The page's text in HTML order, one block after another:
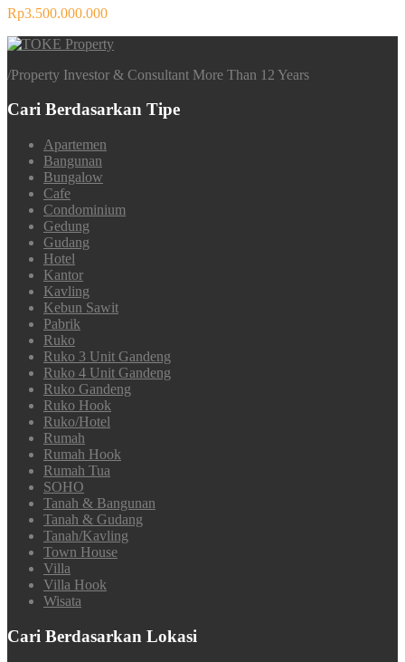
Rp3.500.000.000
/Property Investor & Consultant More Than 12 Years
Cari Berdasarkan Tipe
Apartemen
Bangunan
Bungalow
Cafe
Condominium
Gedung
Gudang
Hotel
Kantor
Kavling
Kebun Sawit
Pabrik
Ruko
Ruko 3 Unit Gandeng
Ruko 4 Unit Gandeng
Ruko Gandeng
Ruko Hook
Ruko/Hotel
Rumah
Rumah Hook
Rumah Tua
SOHO
Tanah & Bangunan
Tanah & Gudang
Tanah/Kavling
Town House
Villa
Villa Hook
Wisata
Cari Berdasarkan Lokasi